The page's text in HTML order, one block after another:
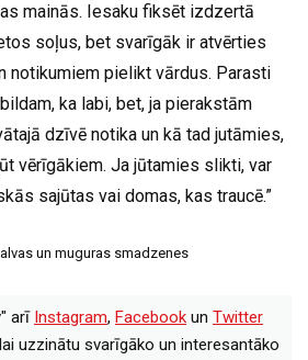
mainās. Iesaku fiksēt izdzertā
soļus, bet svarīgāk ir atvērties
notikumiem pielikt vārdus. Parasti
ka labi, bet, ja pierakstām
dzīvē notika un kā tad jutāmies,
vērīgākiem. Ja jūtamies slikti, var
sajūtas vai domas, kas traucē.”
un muguras smadzenes
arī Instagram, Facebook un Twitter
uzzinātu svarīgāko un interesantāko